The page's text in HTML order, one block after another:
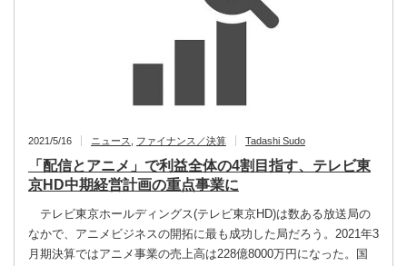
2021/5/16 ニュース ファイナンス／決算 Tadashi Sudo
「配信とアニメ」で利益全体の4割目指す、テレビ東
京HD中期経営計画の重点事業に
テレビ東京ホールディングス(テレビ東京HD)は数ある放送局の
なかで、アニメビジネスの開拓に最も成功した局だろう。2021年3
月期決算ではアニメ事業の売上高は228億8000万円になった。国